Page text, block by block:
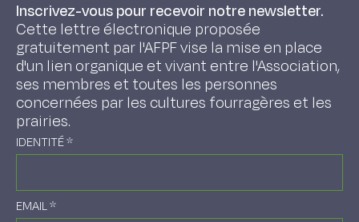
Inscrivez-vous pour recevoir notre newsletter.
Cette lettre électronique proposée
gratuitement par l'AFPF vise la mise en place
d'un lien organique et vivant entre l'Association,
ses membres et toutes les personnes
concernées par les cultures fourragères et les
prairies.
IDENTITÉ*
EMAIL*